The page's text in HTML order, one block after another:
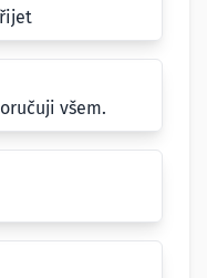
všem.